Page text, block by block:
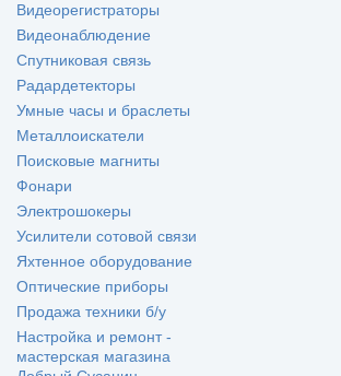
Видеорегистраторы
Видеонаблюдение
Спутниковая связь
Радардетекторы
Умные часы и браслеты
Металлоискатели
Поисковые магниты
Фонари
Электрошокеры
Усилители сотовой связи
Яхтенное оборудование
Оптические приборы
Продажа техники б/у
Настройка и ремонт -
мастерская магазина